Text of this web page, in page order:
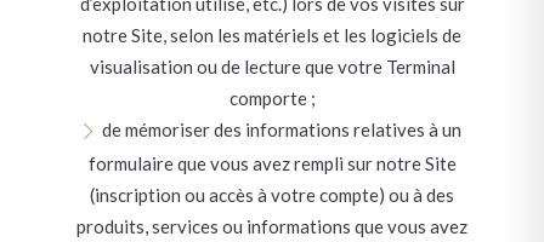
notre Site, selon les matériels et les logiciels de
visualisation ou de lecture que votre Terminal
comporte ;
de mémoriser des informations relatives à un
formulaire que vous avez rempli sur notre Site
(inscription ou accès à votre compte) ou à des
produits, services ou informations que vous avez